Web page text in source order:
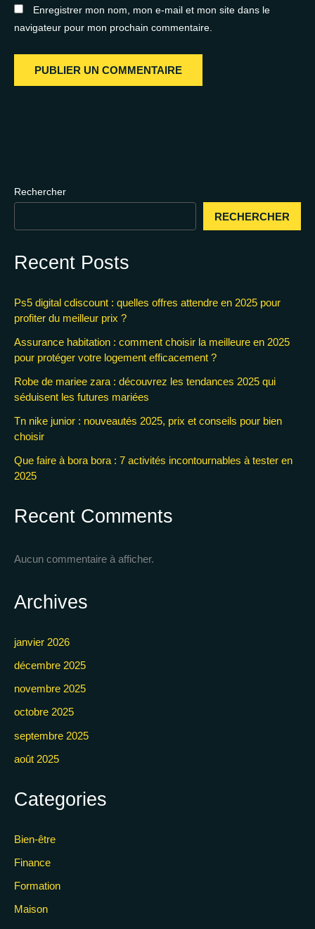
Enregistrer mon nom, mon e-mail et mon site dans le
navigateur pour mon prochain commentaire.
Rechercher
RECHERCHER
Recent Posts
Ps5 digital cdiscount : quelles offres attendre en 2025 pour
profiter du meilleur prix ?
Assurance habitation : comment choisir la meilleure en 2025
pour protéger votre logement efficacement ?
Robe de mariee zara : découvrez les tendances 2025 qui
séduisent les futures mariées
Tn nike junior : nouveautés 2025, prix et conseils pour bien
choisir
Que faire à bora bora : 7 activités incontournables à tester en
2025
Recent Comments
Aucun commentaire à afficher.
Archives
janvier 2026
décembre 2025
novembre 2025
octobre 2025
septembre 2025
août 2025
Categories
Bien-être
Finance
Formation
Maison